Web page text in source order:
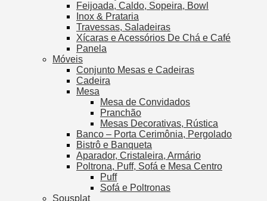
Feijoada, Caldo, Sopeira, Bowl
Inox & Prataria
Travessas, Saladeiras
Xícaras e Acessórios De Chá e Café
Panela
Móveis
Conjunto Mesas e Cadeiras
Cadeira
Mesa
Mesa de Convidados
Pranchão
Mesas Decorativas, Rústica
Banco – Porta Cerimônia, Pergolado
Bistrô e Banqueta
Aparador, Cristaleira, Armário
Poltrona, Puff, Sofá e Mesa Centro
Puff
Sofá e Poltronas
Sousplat